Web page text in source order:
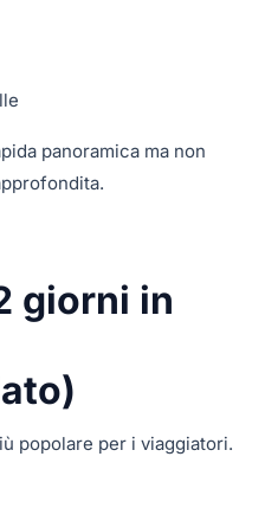
panoramica ma non
giorni in
popolare per i viaggiatori.